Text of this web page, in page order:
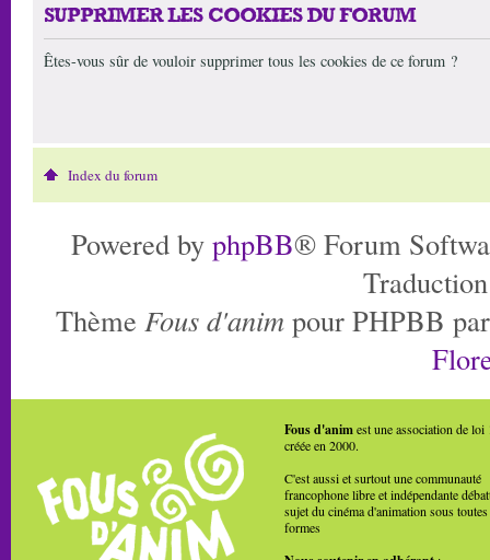
SUPPRIMER LES COOKIES DU FORUM
Êtes-vous sûr de vouloir supprimer tous les cookies de ce forum ?
Index du forum
Powered by phpBB® Forum
Thème Fous d'anim pour PHPBB
Fous d'animest une association de loi
créée en 2000.
C'est aussi et surtout une communauté
francophone libre et indépendante
sujet du cinéma d'animation sous toutes
formes